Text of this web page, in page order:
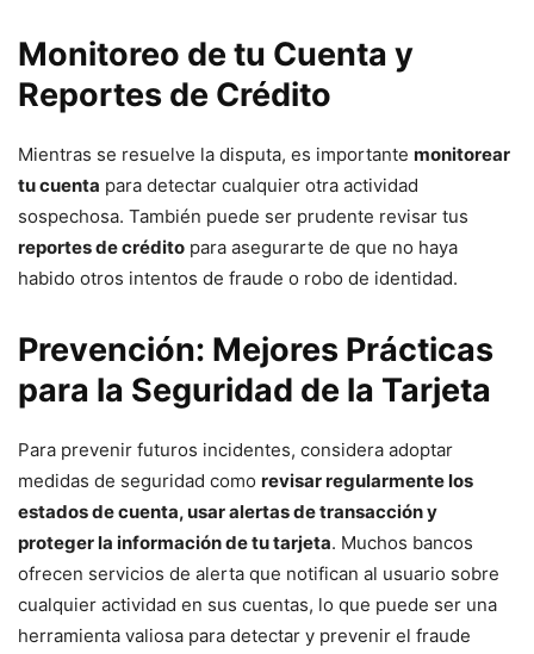
Monitoreo de tu Cuenta y
Reportes de Crédito
Mientras se resuelve la disputa, es importante monitorear
tu cuenta para detectar cualquier otra actividad
sospechosa. También puede ser prudente revisar tus
reportes de crédito para asegurarte de que no haya
habido otros intentos de fraude o robo de identidad.
Prevención: Mejores Prácticas
para la Seguridad de la Tarjeta
Para prevenir futuros incidentes, considera adoptar
medidas de seguridad como revisar regularmente los
estados de cuenta, usar alertas de transacción y
proteger la información de tu tarjeta. Muchos bancos
ofrecen servicios de alerta que notifican al usuario sobre
cualquier actividad en sus cuentas, lo que puede ser una
herramienta valiosa para detectar y prevenir el fraude